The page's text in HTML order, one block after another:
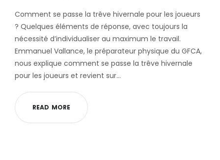
Comment se passe la trêve hivernale pour les joueurs
? Quelques éléments de réponse, avec toujours la
nécessité d’individualiser au maximum le travail.
Emmanuel Vallance, le préparateur physique du GFCA,
nous explique comment se passe la trêve hivernale
pour les joueurs et revient sur…
READ MORE